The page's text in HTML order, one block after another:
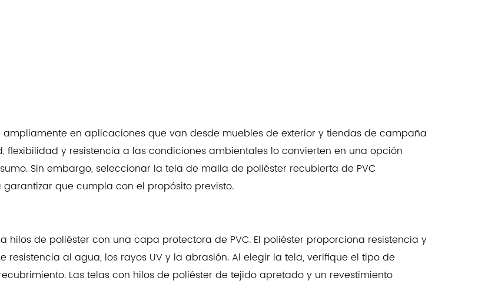
ampliamente en aplicaciones que van desde muebles de exterior y tiendas de campaña
y resistencia a las condiciones ambientales lo convierten en una opción
Sin embargo, seleccionar la tela de malla de poliéster recubierta de PVC
que cumpla con el propósito previsto.
de poliéster con una capa protectora de PVC. El poliéster proporciona resistencia y
al agua, los rayos UV y la abrasión. Al elegir la tela, verifique el tipo de
Las telas con hilos de poliéster de tejido apretado y un revestimiento